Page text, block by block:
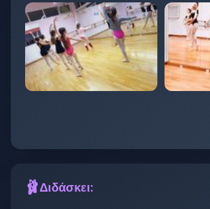
🩰Διδάσκει: